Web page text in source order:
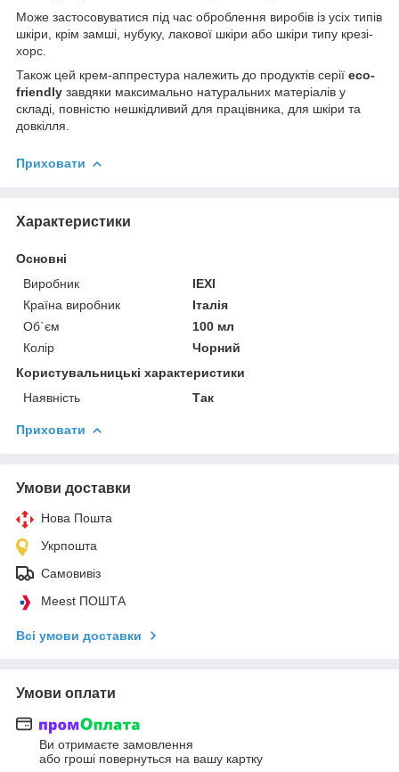
Може застосовуватися під час оброблення виробів із усіх типів
шкіри, крім замші, нубуку, лакової шкіри або шкіри типу крезі-
хорс.
Також цей крем-аппрестура належить до продуктів серії eco-
friendly завдяки максимально натуральних матеріалів у
складі, повністю нешкідливий для працівника, для шкіри та
довкілля.
Приховати
Характеристики
Основні
Виробник
IEXI
Країна виробник
Італія
Об`єм
100 мл
Колір
Чорний
Користувальницькі характеристики
Наявність
Так
Приховати
Умови доставки
Нова Пошта
Укрпошта
Самовивіз
Meest ПОШТА
Всі умови доставки
Умови оплати
Ви отримаєте замовлення
або гроші повернуться на вашу картку